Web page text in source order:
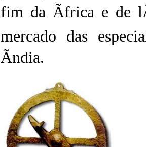
fim da Ãfrica e de
mercado das
Ãndia.